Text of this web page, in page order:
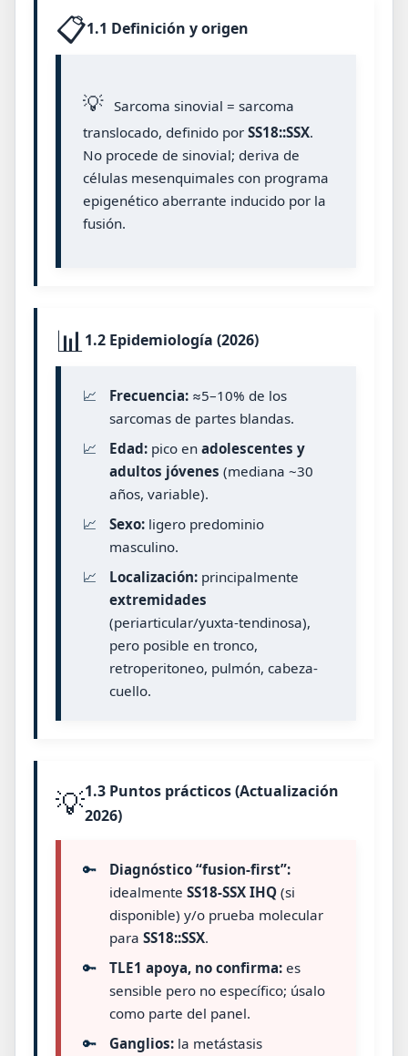
📋1.1 Definición y origen
💡 Sarcoma sinovial = sarcoma
translocado, definido por SS18::SSX.
No procede de sinovial; deriva de
células mesenquimales con programa
epigenético aberrante inducido por la
fusión.
📊1.2 Epidemiología (2026)
📈 Frecuencia:≈5–10% de los
sarcomas de partes blandas.
📈
Edad:pico en adolescentes y
adultos jóvenes (mediana ~30
años, variable).
📈
Sexo:ligero predominio
masculino.
📈
Localización:principalmente
extremidades
(periarticular/yuxta-tendinosa),
pero posible en tronco,
retroperitoneo, pulmón, cabeza-
cuello.
💡1.3 Puntos prácticos (Actualización
2026)
🔑
Diagnóstico “fusion-first”:
idealmente SS18-SSX IHQ(si
disponible) y/o prueba molecular
para SS18::SSX.
🔑
TLE1 apoya, no confirma:es
sensible pero no específico; úsalo
como parte del panel.
🔑
Ganglios:la metástasis